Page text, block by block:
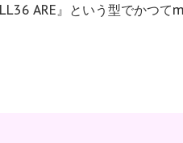
ARE』という型でかつ